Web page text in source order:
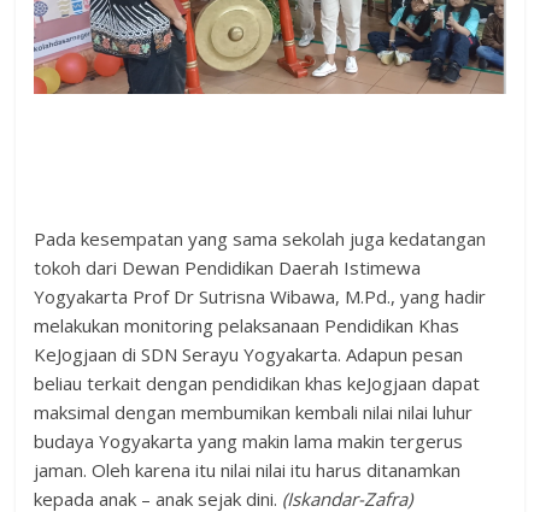
Pada kesempatan yang sama sekolah juga kedatangan
tokoh dari Dewan Pendidikan Daerah Istimewa
Yogyakarta Prof Dr Sutrisna Wibawa, M.Pd., yang hadir
melakukan monitoring pelaksanaan Pendidikan Khas
KeJogjaan di SDN Serayu Yogyakarta. Adapun pesan
beliau terkait dengan pendidikan khas keJogjaan dapat
maksimal dengan membumikan kembali nilai nilai luhur
budaya Yogyakarta yang makin lama makin tergerus
jaman. Oleh karena itu nilai nilai itu harus ditanamkan
kepada anak – anak sejak dini. (Iskandar-Zafra)